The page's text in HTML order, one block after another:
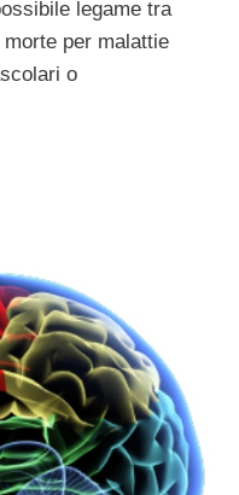
legame tra
per malattie
o